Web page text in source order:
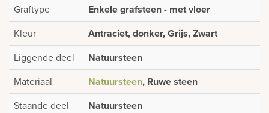
Graftype Enkele grafsteen - met vloer
Kleur Antraciet, donker, Grijs, Zwart
Liggende deel Natuursteen
Materiaal Natuursteen, Ruwe steen
Staande deel Natuursteen